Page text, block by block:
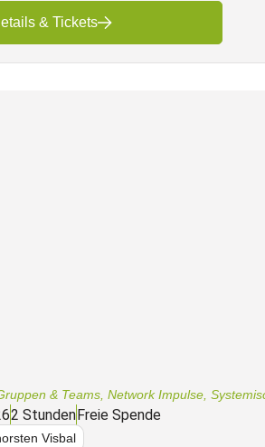
& Tickets
& Teams Network Impulse
2 Stunden Freie Spende
Visbal